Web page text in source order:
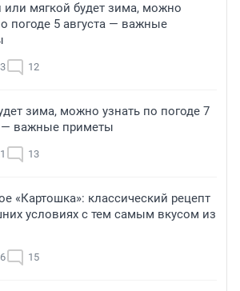
или мягкой будет зима, можно
погоде 5 августа — важные
12
зима, можно узнать по погоде 7
— важные приметы
13
«Картошка»: классический рецепт
условиях с тем самым вкусом из
15